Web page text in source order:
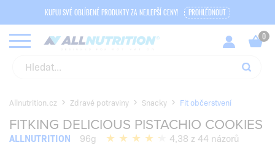
KUPUJ SVÉ OBLÍBENÉ PRODUKTY ZA NEJLEPŠÍ CENY! PROHLÉDNOUT
Allnutrition.cz Zdravé potraviny Snacky Fit občerstvení
FITKING DELICIOUS PISTACHIO COOKIES
ALLNUTRITION 96g 4,38 z 44 názorů